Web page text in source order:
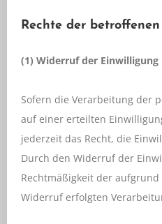
Rechte der betroffenen
(1) Widerruf der Einwilligung
Sofern die Verarbeitung der
auf einer erteilten
jederzeit das Recht, die
Durch den Widerruf der
Rechtmäßigkeit der
Widerruf erfolgten